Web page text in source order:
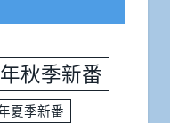
秋季新番
夏季新番